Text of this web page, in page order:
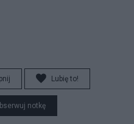
Lubię to!
notkę